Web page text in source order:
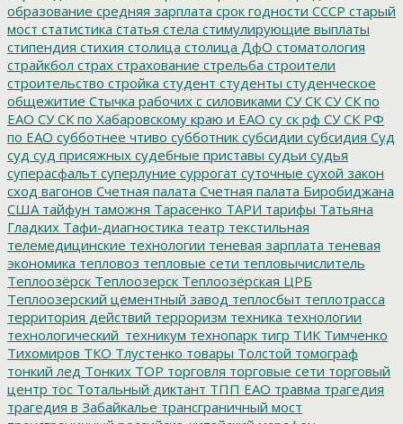
образование средняя зарплата срок годности СССР старый
мост статистика статья стела стимулирующие выплаты
стипендия стихия столица столица ДфО стоматология
страйкбол страх страхование стрельба строители
строительство стройка студент студенты студенческое
общежитие Стычка рабочих с силовиками СУ СК СУ СК по
ЕАО СУ СК по Хабаровскому краю и ЕАО су ск рф СУ СК РФ
по ЕАО субботнее чтиво субботник субсидии субсидия Суд
суд суд присяжных судебные приставы судьи судья
суперасфальт суперлуние суррогат суточные сухой закон
сход вагонов Счетная палата Счетная палата Биробиджана
США тайфун таможня Тарасенко ТАРИ тарифы Татьяна
Гладких Тафи-диагностика театр текстильная
телемедицинские технологии теневая зарплата теневая
экономика тепловоз тепловые сети тепловычислитель
Теплоозёрск Теплоозерск Теплоозёрская ЦРБ
Теплоозерский цементный завод теплосбыт теплотрасса
территория действий терроризм техника технологии
технологический_техникум технопарк тигр ТИК Тимченко
Тихомиров ТКО Тлустенко товары Толстой томограф
тонкий лед Тонких ТОР торговля торговые сети торговый
центр тос Тотальный диктант ТПП ЕАО травма трагедия
трагедия в Забайкалье трансграничный мост